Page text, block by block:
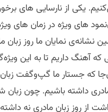
یکی از نارسایی های
های ویژه در زمان های
نمایان ما روز زبان
که آهنگ‌ داریم تا به این
که جستار ما گپ‌وگفت‌
مادری داشته باشیم. چون
از روز زبان مادری نه